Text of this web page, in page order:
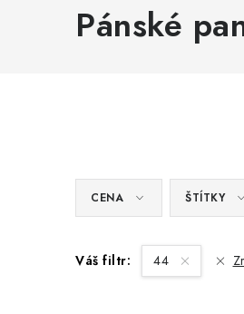
Pánské
CENA ŠTÍTKY
Váš filtr: 44